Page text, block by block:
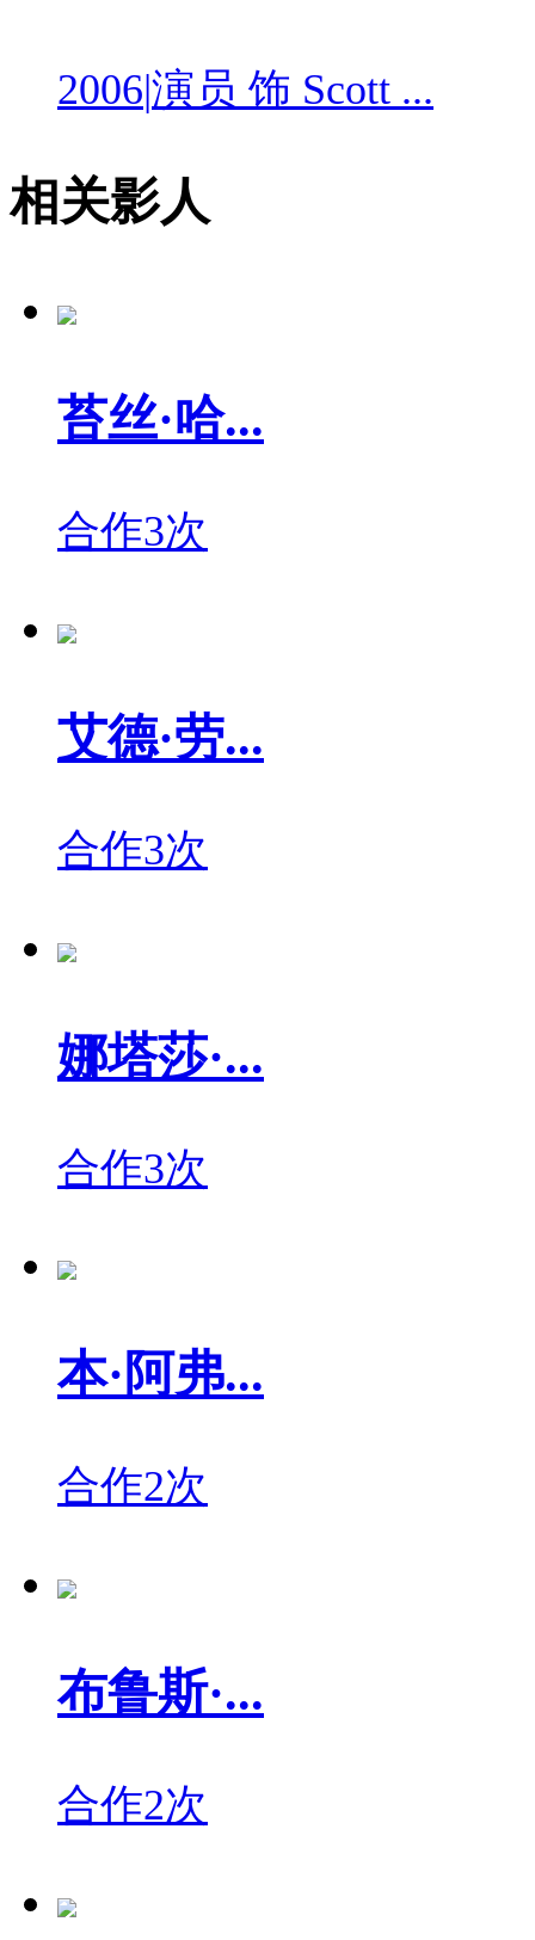
2006|演员 饰 Scott ...
相关影人
苔丝·哈...
合作3次
艾德·劳...
合作3次
娜塔莎·...
合作3次
本·阿弗...
合作2次
布鲁斯·...
合作2次